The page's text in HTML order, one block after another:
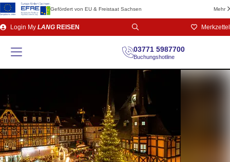
Gefördert von EU & Freistaat Sachsen Mehr
Direkt
zum
Login My LANG REISEN Merkzettel
03771 5987700
Buchungshotline